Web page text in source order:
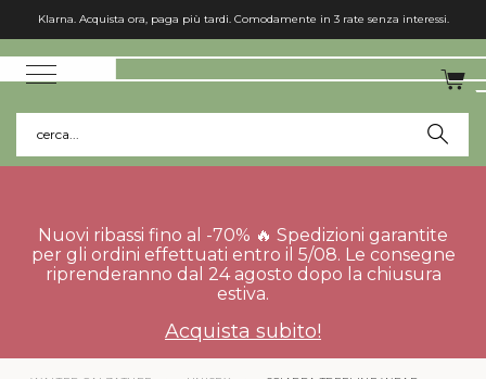
Klarna. Acquista ora, paga più tardi. Comodamente in 3 rate senza interessi.
cerca...
Nuovi ribassi fino al -70% 🔥 Spedizioni garantite
per gli ordini effettuati entro il 5/08. Le consegne
riprenderanno dal 24 agosto dopo la chiusura
estiva.
Acquista subito!